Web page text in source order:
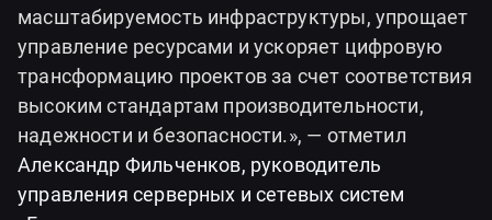
масштабируемость инфраструктуры, упрощает
управление ресурсами и ускоряет цифровую
трансформацию проектов за счет соответствия
высоким стандартам производительности,
надежности и безопасности.», — отметил
Александр Фильченков, руководитель
управления серверных и сетевых систем